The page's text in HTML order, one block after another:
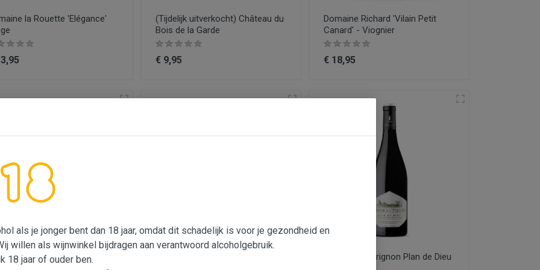
la Rouette 'Elégance'
(Tijdelijk uitverkocht) Château du
Bois de la Garde
€ 9,95
Domaine Richard 'Vilain Petit
Canard' - Viognier
€ 18,95
du Vieux Lazaret -
Château du Trignon Plan de Dieu
als je jonger bent dan 18 jaar, omdat dit schadelijk is voor je gezondheid en
willen als wijnwinkel bijdragen aan verantwoord alcoholgebruik.
18 jaar of ouder ben.